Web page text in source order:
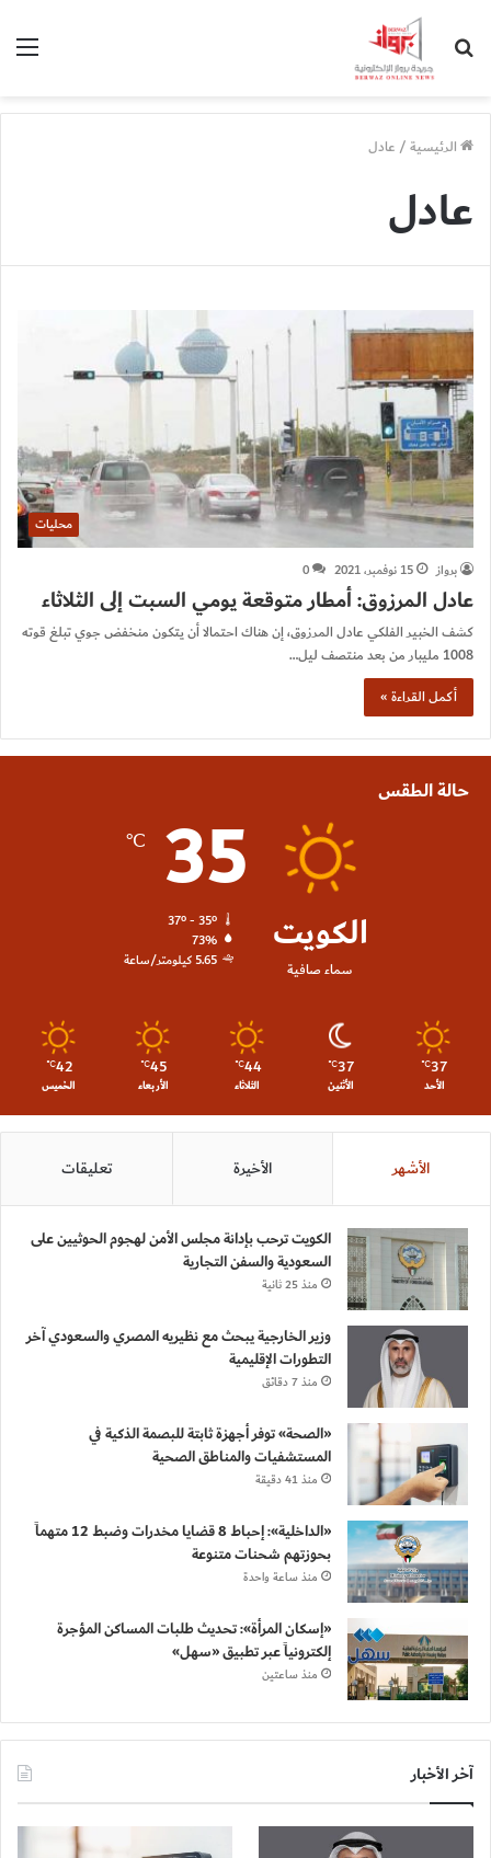
الرئيسية/عادل
عادل
محليات
برواز
15 نوفمبر، 2021 0
عادل المرزوق: أمطار متوقعة يومي السبت إلى الثلاثاء
كشف الخبير الفلكي عادل المرزوق، إن هناك احتمالا أن يتكون منخفض جوي تبلغ قوته
1008 مليبار من بعد منتصف ليل…
أكمل القراءة »
حالة الطقس
الكويت
سماء صافية
35
℃
37º - 35º
73%
5.65 كيلومتر/ساعة
37
℃
الأحد
37
℃
الأثنين
44
℃
الثلاثاء
45
℃
الأربعاء
42
℃
الخميس
الأشهر الأخيرة تعليقات
الكويت ترحب بإدانة مجلس الأمن لهجوم الحوثيين على
السعودية والسفن التجارية
منذ 25 ثانية
وزير الخارجية يبحث مع نظيريه المصري والسعودي آخر
التطورات الإقليمية
منذ 7 دقائق
«الصحة» توفر أجهزة ثابتة للبصمة الذكية في
المستشفيات والمناطق الصحية
منذ 41 دقيقة
«الداخلية»: إحباط 8 قضايا مخدرات وضبط 12 متهماً
بحوزتهم شحنات متنوعة
منذ ساعة واحدة
«إسكان المرأة»: تحديث طلبات المساكن المؤجرة
إلكترونياً عبر تطبيق «سهل»
منذ ساعتين
آخر الأخبار